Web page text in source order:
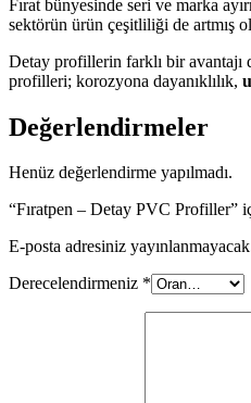
Fırat bünyesinde seri ve marka
sektörün ürün çeşitliliği de artmış
Detay profillerin farklı bir avantajı
profilleri; korozyona dayanıklılık,
Değerlendirmeler
Henüz değerlendirme yapılmadı.
“Fıratpen – Detay PVC Profiller”
E-posta adresiniz
Derecelendirmeniz *